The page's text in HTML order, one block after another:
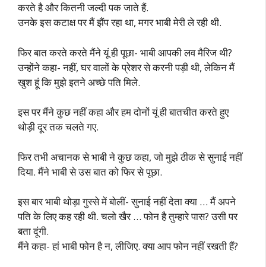
करते है और कितनी जल्दी पक जाते हैं.
उनके इस कटाक्ष पर मैं झैंप रहा था, मगर भाबी मेरी ले रही थी.
फिर बात करते करते मैंने यूं ही पूछा- भाबी आपकी लव मैरिज थी?
उन्होंने कहा- नहीं, घर वालों के प्रेशर से करनी पड़ी थी, लेकिन मैं
खुश हूं कि मुझे इतने अच्छे पति मिले.
इस पर मैंने कुछ नहीं कहा और हम दोनों यूं ही बातचीत करते हुए
थोड़ी दूर तक चलते गए.
फिर तभी अचानक से भाबी ने कुछ कहा, जो मुझे ठीक से सुनाई नहीं
दिया. मैंने भाबी से उस बात को फिर से पूछा.
इस बार भाबी थोड़ा गुस्से में बोलीं- सुनाई नहीं देता क्या … मैं अपने
पति के लिए कह रही थी. चलो खैर … फोन है तुम्हारे पास? उसी पर
बता दूंगी.
मैंने कहा- हां भाबी फोन है न, लीजिए. क्या आप फोन नहीं रखती हैं?